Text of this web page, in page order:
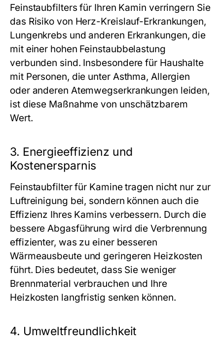
Feinstaubfilters für Ihren Kamin verringern Sie
das Risiko von Herz-Kreislauf-Erkrankungen,
Lungenkrebs und anderen Erkrankungen, die
mit einer hohen Feinstaubbelastung
verbunden sind. Insbesondere für Haushalte
mit Personen, die unter Asthma, Allergien
oder anderen Atemwegserkrankungen leiden,
ist diese Maßnahme von unschätzbarem
Wert.
3. Energieeffizienz und
Kostenersparnis
Feinstaubfilter für Kamine tragen nicht nur zur
Luftreinigung bei, sondern können auch die
Effizienz Ihres Kamins verbessern. Durch die
bessere Abgasführung wird die Verbrennung
effizienter, was zu einer besseren
Wärmeausbeute und geringeren Heizkosten
führt. Dies bedeutet, dass Sie weniger
Brennmaterial verbrauchen und Ihre
Heizkosten langfristig senken können.
4. Umweltfreundlichkeit